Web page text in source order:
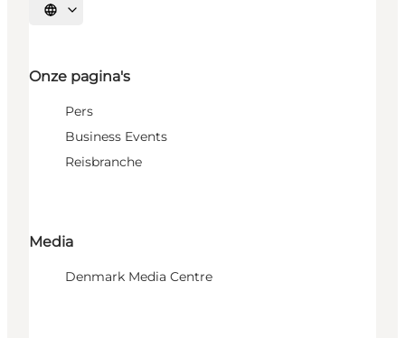
Selecteer taal
Onze pagina's
Pers
Business Events
Reisbranche
Media
Denmark Media Centre